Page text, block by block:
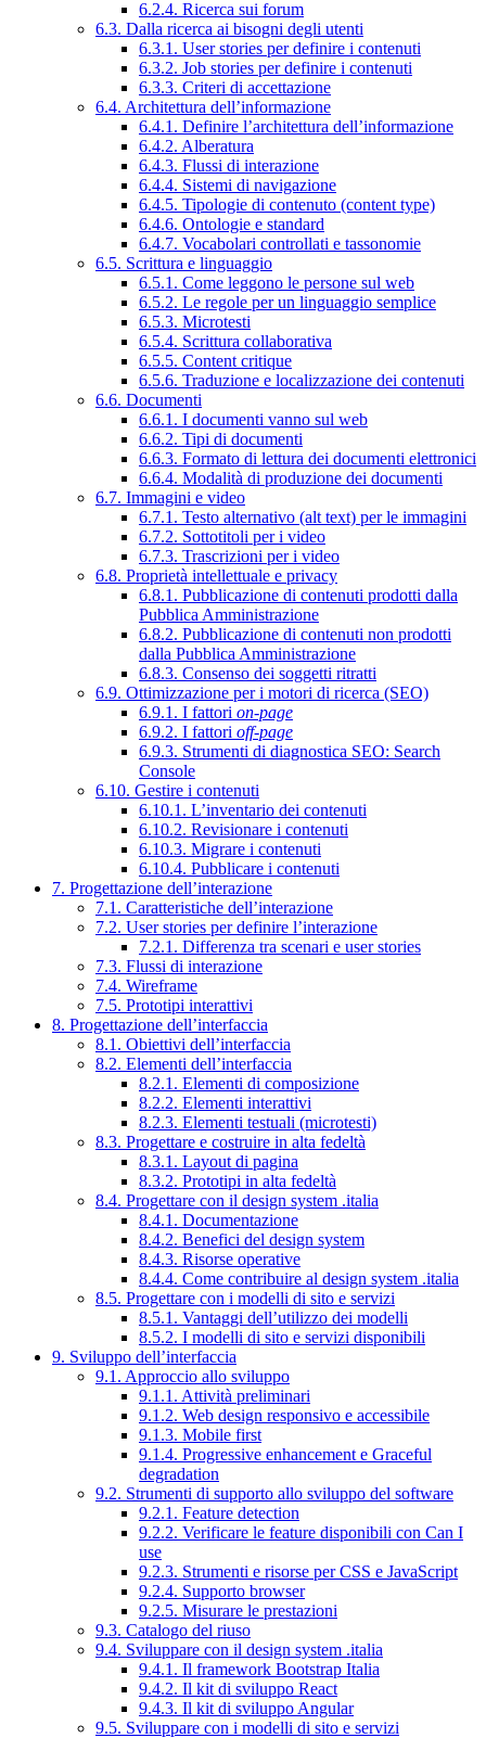
6.2.4. Ricerca sui forum
6.3. Dalla ricerca ai bisogni degli utenti
6.3.1. User stories per definire i contenuti
6.3.2. Job stories per definire i contenuti
6.3.3. Criteri di accettazione
6.4. Architettura dell’informazione
6.4.1. Definire l’architettura dell’informazione
6.4.2. Alberatura
6.4.3. Flussi di interazione
6.4.4. Sistemi di navigazione
6.4.5. Tipologie di contenuto (content type)
6.4.6. Ontologie e standard
6.4.7. Vocabolari controllati e tassonomie
6.5. Scrittura e linguaggio
6.5.1. Come leggono le persone sul web
6.5.2. Le regole per un linguaggio semplice
6.5.3. Microtesti
6.5.4. Scrittura collaborativa
6.5.5. Content critique
6.5.6. Traduzione e localizzazione dei contenuti
6.6. Documenti
6.6.1. I documenti vanno sul web
6.6.2. Tipi di documenti
6.6.3. Formato di lettura dei documenti elettronici
6.6.4. Modalità di produzione dei documenti
6.7. Immagini e video
6.7.1. Testo alternativo (alt text) per le immagini
6.7.2. Sottotitoli per i video
6.7.3. Trascrizioni per i video
6.8. Proprietà intellettuale e privacy
6.8.1. Pubblicazione di contenuti prodotti dalla
Pubblica Amministrazione
6.8.2. Pubblicazione di contenuti non prodotti
dalla Pubblica Amministrazione
6.8.3. Consenso dei soggetti ritratti
6.9. Ottimizzazione per i motori di ricerca (SEO)
6.9.1. I fattori on-page
6.9.2. I fattori off-page
6.9.3. Strumenti di diagnostica SEO: Search
Console
6.10. Gestire i contenuti
6.10.1. L’inventario dei contenuti
6.10.2. Revisionare i contenuti
6.10.3. Migrare i contenuti
6.10.4. Pubblicare i contenuti
7. Progettazione dell’interazione
7.1. Caratteristiche dell’interazione
7.2. User stories per definire l’interazione
7.2.1. Differenza tra scenari e user stories
7.3. Flussi di interazione
7.4. Wireframe
7.5. Prototipi interattivi
8. Progettazione dell’interfaccia
8.1. Obiettivi dell’interfaccia
8.2. Elementi dell’interfaccia
8.2.1. Elementi di composizione
8.2.2. Elementi interattivi
8.2.3. Elementi testuali (microtesti)
8.3. Progettare e costruire in alta fedeltà
8.3.1. Layout di pagina
8.3.2. Prototipi in alta fedeltà
8.4. Progettare con il design system .italia
8.4.1. Documentazione
8.4.2. Benefici del design system
8.4.3. Risorse operative
8.4.4. Come contribuire al design system .italia
8.5. Progettare con i modelli di sito e servizi
8.5.1. Vantaggi dell’utilizzo dei modelli
8.5.2. I modelli di sito e servizi disponibili
9. Sviluppo dell’interfaccia
9.1. Approccio allo sviluppo
9.1.1. Attività preliminari
9.1.2. Web design responsivo e accessibile
9.1.3. Mobile first
9.1.4. Progressive enhancement e Graceful
degradation
9.2. Strumenti di supporto allo sviluppo del software
9.2.1. Feature detection
9.2.2. Verificare le feature disponibili con Can I
use
9.2.3. Strumenti e risorse per CSS e JavaScript
9.2.4. Supporto browser
9.2.5. Misurare le prestazioni
9.3. Catalogo del riuso
9.4. Sviluppare con il design system .italia
9.4.1. Il framework Bootstrap Italia
9.4.2. Il kit di sviluppo React
9.4.3. Il kit di sviluppo Angular
9.5. Sviluppare con i modelli di sito e servizi